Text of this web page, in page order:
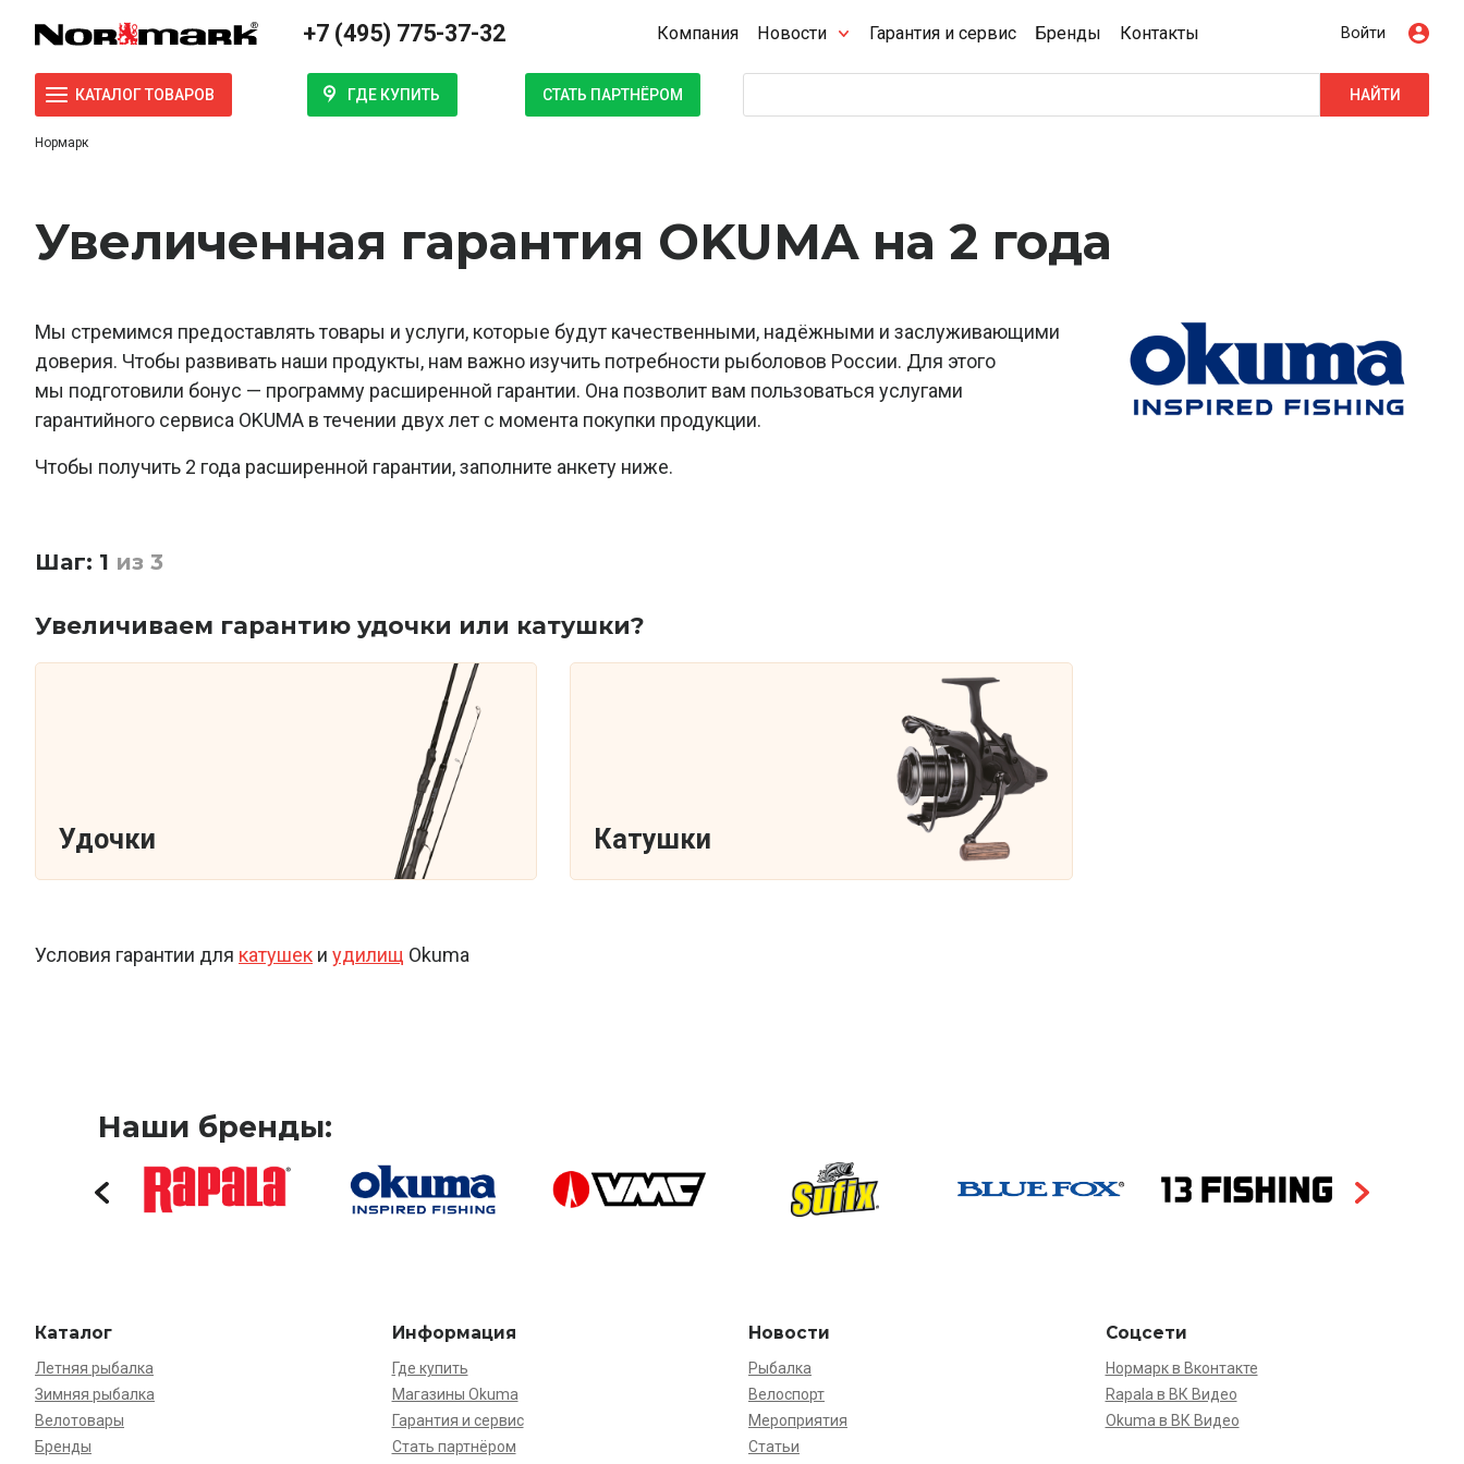
+7 (495) 775-37-32 Компания Новости Гарантия и сервис Бренды Контакты Войти
КАТАЛОГ ТОВАРОВ ГДЕ КУПИТЬ СТАТЬ ПАРТНЁРОМ НАЙТИ
Нормарк
Увеличенная гарантия OKUMA на 2 года
Мы стремимся предоставлять товары и услуги, которые будут качественными, надёжными и заслуживающими
доверия. Чтобы развивать наши продукты, нам важно изучить потребности рыболовов России. Для этого
мы подготовили бонус — программу расширенной гарантии. Она позволит вам пользоваться услугами
гарантийного сервиса OKUMA в течении двух лет с момента покупки продукции.
Чтобы получить 2 года расширенной гарантии, заполните анкету ниже.
Шаг: 1 из 3
Увеличиваем гарантию удочки или катушки?
Удочки Катушки
Условия гарантии для катушек и удилищ Okuma
Наши бренды:
Каталог
Летняя рыбалка
Зимняя рыбалка
Велотовары
Бренды
Информация
Где купить
Магазины Okuma
Гарантия и сервис
Стать партнёром
Новости
Рыбалка
Велоспорт
Мероприятия
Статьи
Соцсети
Нормарк в Вконтакте
Rapala в ВК Видео
Okuma в ВК Видео